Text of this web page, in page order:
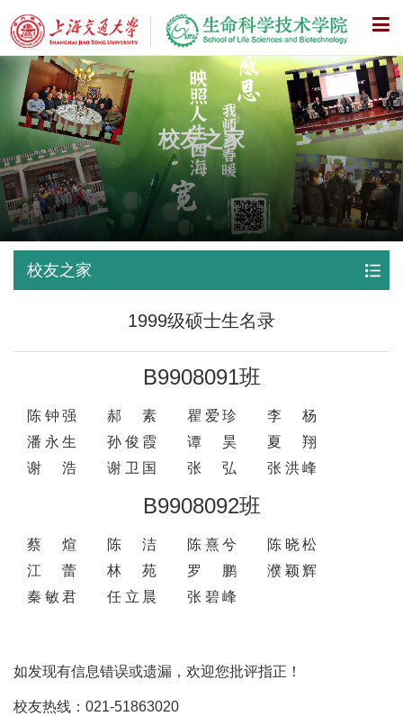
X
校友之家
校友之家
1999级硕士生名录
B9908091班
陈钟强 郝素 瞿爱珍
李杨
潘永生
孙俊霞 谭昊
夏翔
谢浩
谢卫国 张弘 张洪峰
B9908092班
蔡煊 陈洁 陈熹兮
陈晓松
江蕾
林苑 罗鹏
濮颖辉
秦敏君
任立晨 张碧峰
如发现有信息错误或遗漏，欢迎您批评指正！
校友热线：021-51863020